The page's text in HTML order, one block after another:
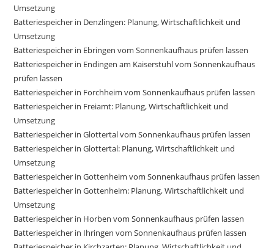
Umsetzung
Batteriespeicher in Denzlingen: Planung, Wirtschaftlichkeit und
Umsetzung
Batteriespeicher in Ebringen vom Sonnenkaufhaus prüfen lassen
Batteriespeicher in Endingen am Kaiserstuhl vom Sonnenkaufhaus
prüfen lassen
Batteriespeicher in Forchheim vom Sonnenkaufhaus prüfen lassen
Batteriespeicher in Freiamt: Planung, Wirtschaftlichkeit und
Umsetzung
Batteriespeicher in Glottertal vom Sonnenkaufhaus prüfen lassen
Batteriespeicher in Glottertal: Planung, Wirtschaftlichkeit und
Umsetzung
Batteriespeicher in Gottenheim vom Sonnenkaufhaus prüfen lassen
Batteriespeicher in Gottenheim: Planung, Wirtschaftlichkeit und
Umsetzung
Batteriespeicher in Horben vom Sonnenkaufhaus prüfen lassen
Batteriespeicher in Ihringen vom Sonnenkaufhaus prüfen lassen